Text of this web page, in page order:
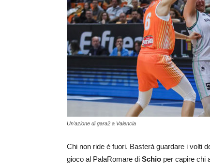
Un'azione di gara2 a Valencia
Chi non ride è fuori. Basterà guardare i volti
gioco al PalaRomare di Schio per capire chi